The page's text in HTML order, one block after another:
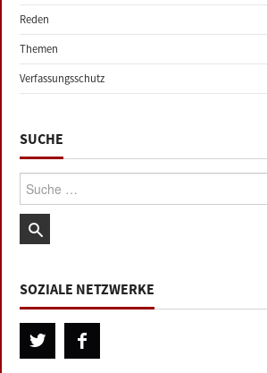
Reden
Themen
Verfassungsschutz
SUCHE
Suche:
SOZIALE NETZWERKE